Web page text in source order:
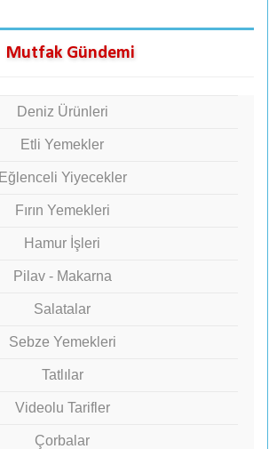
Mutfak Gündemi
Deniz Ürünleri
Etli Yemekler
Eğlenceli Yiyecekler
Fırın Yemekleri
Hamur İşleri
Pilav - Makarna
Salatalar
Sebze Yemekleri
Tatlılar
Videolu Tarifler
Çorbalar